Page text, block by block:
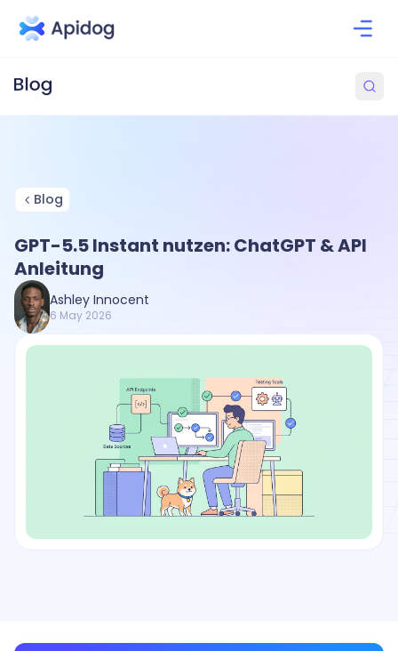
Blog
GPT-5.5 Instant nutzen: ChatGPT & API
Anleitung
Ashley Innocent
6 May 2026